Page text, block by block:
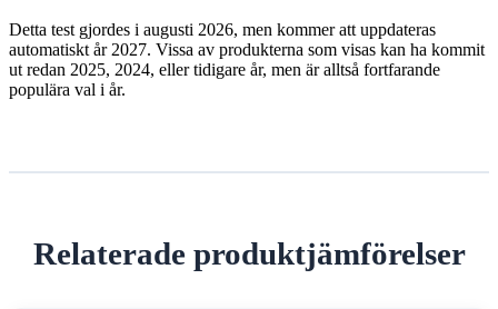
Detta test gjordes i augusti 2026, men kommer att uppdateras
automatiskt år 2027. Vissa av produkterna som visas kan ha kommit
ut redan 2025, 2024, eller tidigare år, men är alltså fortfarande
populära val i år.
Relaterade produktjämförelser